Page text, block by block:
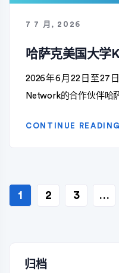
7 7 月, 2026
哈萨克美国大学
2026年6月22日至27
Network的合作伙伴哈
CONTINUE READING
文
页
1 2 3 …
归档